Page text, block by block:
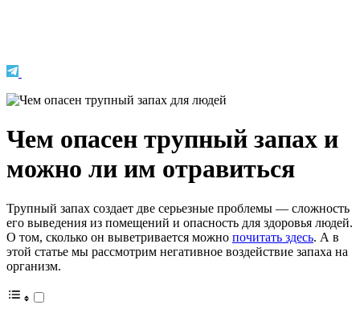
Чем опасен трупный запах и
можно ли им отравиться
Трупный запах создает две серьезные проблемы — сложность
его выведения из помещений и опасность для здоровья людей.
О том, сколько он выветривается можно почитать здесь. А в
этой статье мы рассмотрим негативное воздействие запаха на
организм.